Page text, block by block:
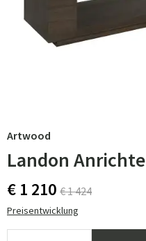
Artwood
Landon Anrichte
€ 1 210 € 1 424
Preisentwicklung